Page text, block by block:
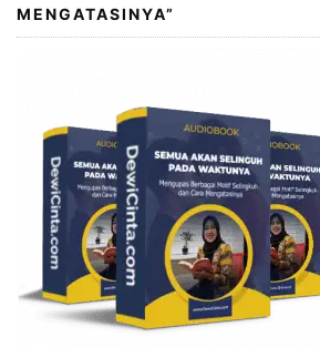
MENGATASINYA”